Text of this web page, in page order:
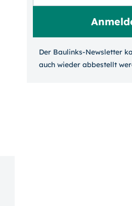
Der Baulinks-Newsletter
auch wieder ab­bestellt